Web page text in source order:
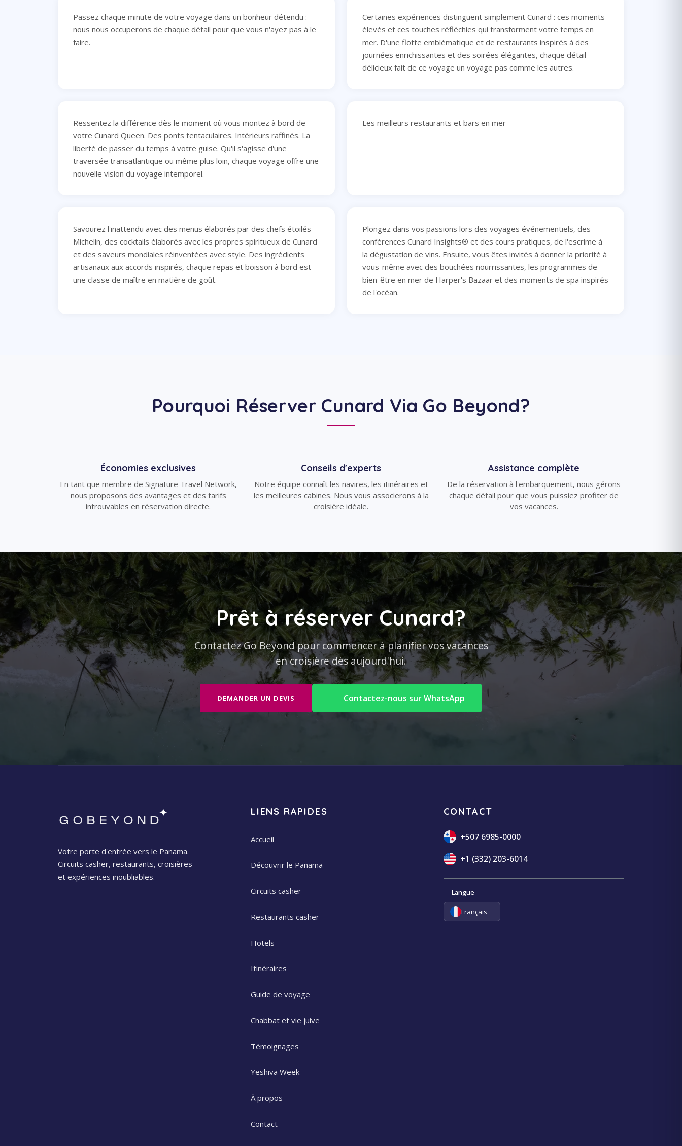
Passez chaque minute de votre voyage dans un bonheur détendu :
nous nous occuperons de chaque détail pour que vous n'ayez pas à le
faire.
Certaines expériences distinguent simplement Cunard : ces moments
élevés et ces touches réfléchies qui transforment votre temps en
mer. D'une flotte emblématique et de restaurants inspirés à des
journées enrichissantes et des soirées élégantes, chaque détail
délicieux fait de ce voyage un voyage pas comme les autres.
Ressentez la différence dès le moment où vous montez à bord de
votre Cunard Queen. Des ponts tentaculaires. Intérieurs raffinés. La
liberté de passer du temps à votre guise. Qu'il s'agisse d'une
traversée transatlantique ou même plus loin, chaque voyage offre une
nouvelle vision du voyage intemporel.
Les meilleurs restaurants et bars en mer
Savourez l'inattendu avec des menus élaborés par des chefs étoilés
Michelin, des cocktails élaborés avec les propres spiritueux de Cunard
et des saveurs mondiales réinventées avec style. Des ingrédients
artisanaux aux accords inspirés, chaque repas et boisson à bord est
une classe de maître en matière de goût.
Plongez dans vos passions lors des voyages événementiels, des
conférences Cunard Insights® et des cours pratiques, de l'escrime à
la dégustation de vins. Ensuite, vous êtes invités à donner la priorité à
vous-même avec des bouchées nourrissantes, les programmes de
bien-être en mer de Harper's Bazaar et des moments de spa inspirés
de l'océan.
Pourquoi Réserver Cunard Via Go Beyond?
Économies exclusives
En tant que membre de Signature Travel Network,
nous proposons des avantages et des tarifs
introuvables en réservation directe.
Conseils d'experts
Notre équipe connaît les navires, les itinéraires et
les meilleures cabines. Nous vous associerons à la
croisière idéale.
Assistance complète
De la réservation à l'embarquement, nous gérons
chaque détail pour que vous puissiez profiter de
vos vacances.
Prêt à réserver Cunard?
Contactez Go Beyond pour commencer à planifier vos vacances
en croisière dès aujourd'hui.
DEMANDER UN DEVIS Contactez-nous sur WhatsApp
Votre porte d'entrée vers le Panama.
Circuits casher, restaurants, croisières
et expériences inoubliables.
LIENS RAPIDES
Accueil
Découvrir le Panama
Circuits casher
Restaurants casher
Hotels
Itinéraires
Guide de voyage
Chabbat et vie juive
Témoignages
Yeshiva Week
À propos
Contact
CONTACT
+507 6985-0000
+1 (332) 203-6014
Langue
Français